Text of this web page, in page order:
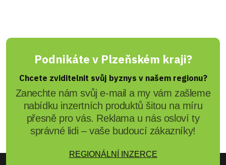
Podnikáte v Plzeňském kraji?
Chcete zviditelnit svůj byznys v našem regionu?
Zanechte nám svůj e-mail a my vám zašleme
nabídku inzertních produktů šitou na míru
přesně pro vás. Reklama u nás osloví ty
správné lidi – vaše budoucí zákazníky!
REGIONÁLNÍ INZERCE